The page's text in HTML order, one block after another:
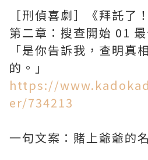
［刑偵喜劇］《拜託了
第二章：搜查開始 01
「是你告訴我，查明真
的。」
https://
er/734213
一句文案：賭上爺爺的